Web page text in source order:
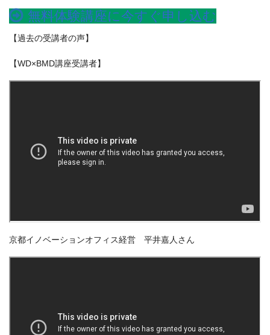
無料体験講座に今すぐ申し込む
【過去の受講者の声】
【WD×BMD講座受講者】
京都イノベーションオフィス経営 平井嘉人さん